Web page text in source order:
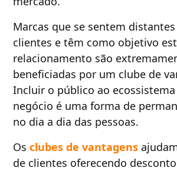
Marcas que se sentem
clientes e têm como objetivo
relacionamento são
beneficiadas por um clube de
Incluir o público ao
negócio é uma forma de
no dia a dia das pessoas.
Osclubes de vantagens
de clientes oferecendo